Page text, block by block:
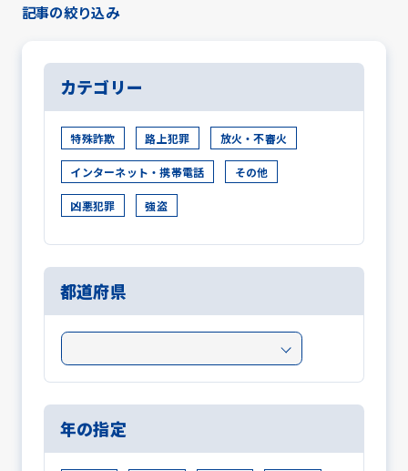
記事の絞り込み
カテゴリー
特殊詐欺 路上犯罪 放火・不審火
インターネット・携帯電話 その他
凶悪犯罪 強盗
都道府県
年の指定